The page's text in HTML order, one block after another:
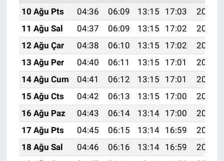
10 Ağu Pts
04:36 06:09 13:15 17:03
20:12
11 Ağu Sal
04:37 06:09 13:15 17:02
20:11
12 Ağu Çar
04:38 06:10 13:15 17:02
20:10
13 Ağu Per
04:40 06:11 13:15 17:01
20:09
14 Ağu Cum
04:41 06:12 13:15 17:01
20:08
15 Ağu Cts
04:42 06:13 13:15 17:00
20:06
16 Ağu Paz
04:43 06:14 13:14 17:00
20:05
17 Ağu Pts
04:45 06:15 13:14 16:59
20:04
18 Ağu Sal
04:46 06:16 13:14 16:59
20:02